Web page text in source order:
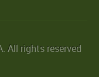
All rights reserved